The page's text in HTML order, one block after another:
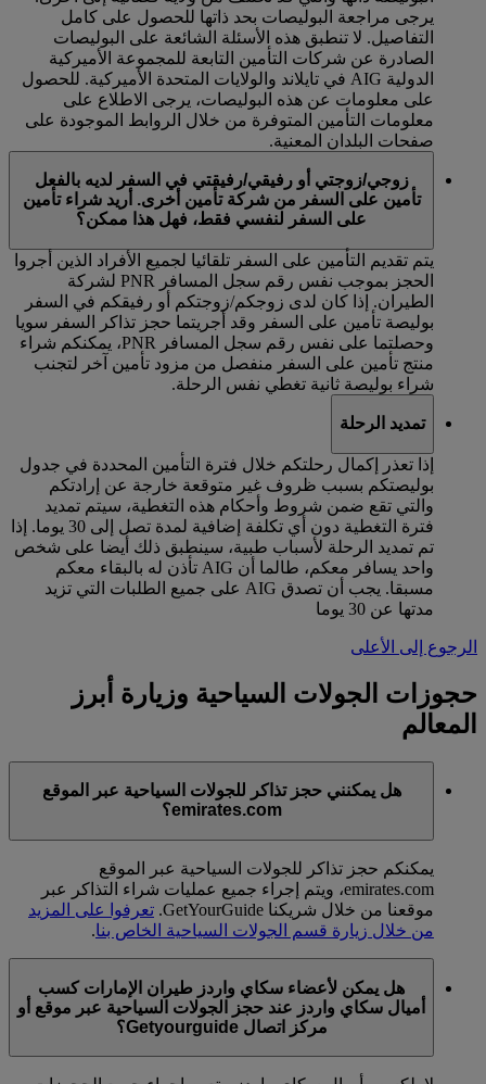
يرجى مراجعة البوليصات بحد ذاتها للحصول على كامل
التفاصيل. لا تنطبق هذه الأسئلة الشائعة على البوليصات
الصادرة عن شركات التأمين التابعة للمجموعة الأميركية
الدولية AIG في تايلاند والولايات المتحدة الأميركية. للحصول
على معلومات عن هذه البوليصات، يرجى الاطلاع على
معلومات التأمين المتوفرة من خلال الروابط الموجودة على
صفحات البلدان المعنية.
زوجي/زوجتي أو رفيقي/رفيقتي في السفر لديه بالفعل
تأمين على السفر من شركة تأمين أخرى. أريد شراء تأمين
على السفر لنفسي فقط، فهل هذا ممكن؟
يتم تقديم التأمين على السفر تلقائيا لجميع الأفراد الذين أجروا
الحجز بموجب نفس رقم سجل المسافر PNR لشركة
الطيران. إذا كان لدى زوجكم/زوجتكم أو رفيقكم في السفر
بوليصة تأمين على السفر وقد أجريتما حجز تذاكر السفر سويا
وحصلتما على نفس رقم سجل المسافر PNR، يمكنكم شراء
منتج تأمين على السفر منفصل من مزود تأمين آخر لتجنب
شراء بوليصة ثانية تغطي نفس الرحلة.
تمديد الرحلة
إذا تعذر إكمال رحلتكم خلال فترة التأمين المحددة في جدول
بوليصتكم بسبب ظروف غير متوقعة خارجة عن إرادتكم
والتي تقع ضمن شروط وأحكام هذه التغطية، سيتم تمديد
فترة التغطية دون أي تكلفة إضافية لمدة تصل إلى 30 يوما. إذا
تم تمديد الرحلة لأسباب طبية، سينطبق ذلك أيضا على شخص
واحد يسافر معكم، طالما أن AIG تأذن له بالبقاء معكم
مسبقا. يجب أن تصدق AIG على جميع الطلبات التي تزيد
مدتها عن 30 يوما
الرجوع إلى الأعلى
حجوزات الجولات السياحية وزيارة أبرز
المعالم
هل يمكنني حجز تذاكر للجولات السياحية عبر الموقع
emirates.com؟
يمكنكم حجز تذاكر للجولات السياحية عبر الموقع
emirates.com، ويتم إجراء جميع عمليات شراء التذاكر عبر
موقعنا من خلال شريكنا GetYourGuide.
تعرفوا على المزيد
من خلال زيارة قسم الجولات السياحية الخاص بنا.
هل يمكن لأعضاء سكاي واردز طيران الإمارات كسب
أميال سكاي واردز عند حجز الجولات السياحية عبر موقع أو
مركز اتصال Getyourguide؟